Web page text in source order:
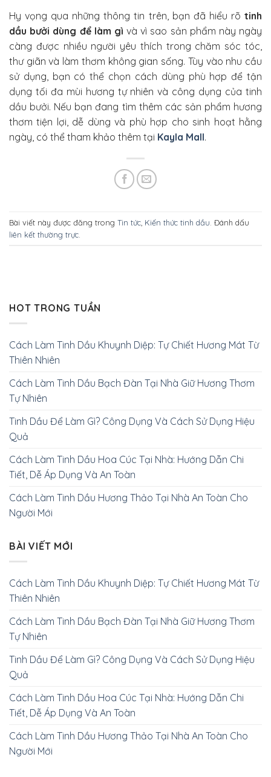
Hy vọng qua những thông tin trên, bạn đã hiểu rõ tinh
dầu bưởi dùng để làm gì và vì sao sản phẩm này ngày
càng được nhiều người yêu thích trong chăm sóc tóc,
thư giãn và làm thơm không gian sống. Tùy vào nhu cầu
sử dụng, bạn có thể chọn cách dùng phù hợp để tận
dụng tối đa mùi hương tự nhiên và công dụng của tinh
dầu bưởi. Nếu bạn đang tìm thêm các sản phẩm hương
thơm tiện lợi, dễ dùng và phù hợp cho sinh hoạt hằng
ngày, có thể tham khảo thêm tại Kayla Mall.
Bài viết này được đăng trong Tin tức Kiến thức tinh dầu . Đánh dấu
liên kết thường trực
HOT TRONG TUẦN
Cách Làm Tinh Dầu Khuynh Diệp: Tự Chiết Hương Mát Từ
Thiên Nhiên
Cách Làm Tinh Dầu Bạch Đàn Tại Nhà Giữ Hương Thơm
Tự Nhiên
Tinh Dầu Để Làm Gì? Công Dụng Và Cách Sử Dụng Hiệu
Quả
Cách Làm Tinh Dầu Hoa Cúc Tại Nhà: Hướng Dẫn Chi
Tiết, Dễ Áp Dụng Và An Toàn
Cách Làm Tinh Dầu Hương Thảo Tại Nhà An Toàn Cho
Người Mới
BÀI VIẾT MỚI
Cách Làm Tinh Dầu Khuynh Diệp: Tự Chiết Hương Mát Từ
Thiên Nhiên
Cách Làm Tinh Dầu Bạch Đàn Tại Nhà Giữ Hương Thơm
Tự Nhiên
Tinh Dầu Để Làm Gì? Công Dụng Và Cách Sử Dụng Hiệu
Quả
Cách Làm Tinh Dầu Hoa Cúc Tại Nhà: Hướng Dẫn Chi
Tiết, Dễ Áp Dụng Và An Toàn
Cách Làm Tinh Dầu Hương Thảo Tại Nhà An Toàn Cho
Người Mới